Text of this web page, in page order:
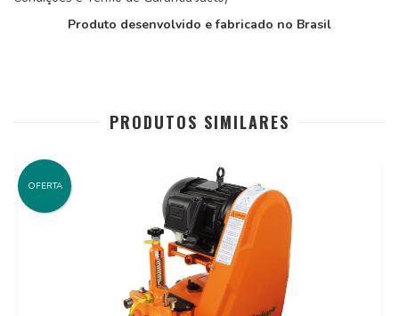
Produto desenvolvido e fabricado no Brasil
PRODUTOS SIMILARES
OFERTA